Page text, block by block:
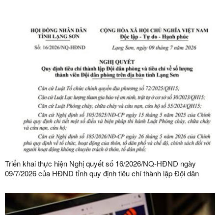
Triển khai thực hiện Nghị quyết số 16/2026/NQ-HĐND ngày
09/7/2026 của HĐND tỉnh quy định tiêu chí thành lập Đội dân
bàn tỉnh